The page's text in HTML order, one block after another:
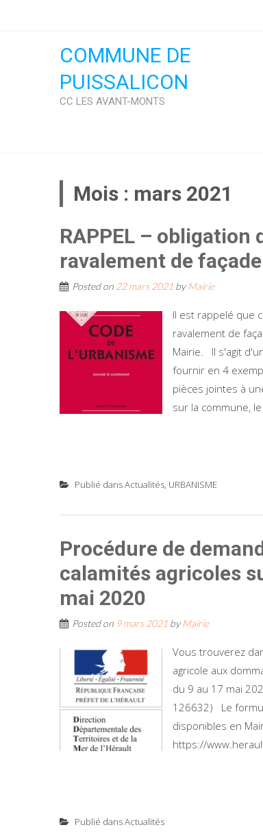
COMMUNE DE
PUISSALICON
CC LES AVANT-MONTS
Mois : mars 2021
RAPPEL –
ravalement de façade
Posted on 22 mars 2021 byMairie
Il est rappelé que
ravalement de
Mairie. Il s'agit
fournir en 4
pièces jointes à
sur la commune,
Publié dansActualités, URBANISME
Procédure de
calamités agricoles
mai 2020
Posted on 9 mars 2021 byMairie
Vous trouverez
agricole aux
du 9 au 17 mai
126632) Le
disponibles en
https://
Publié dansActualités